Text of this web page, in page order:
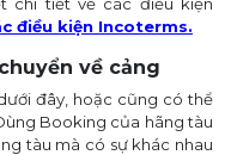
chi tiết về các điều kiện
điều kiện Incoterms.
về cảng
đây, hoặc cũng có thể
Booking của hãng tàu
tàu mà có sự khác nhau